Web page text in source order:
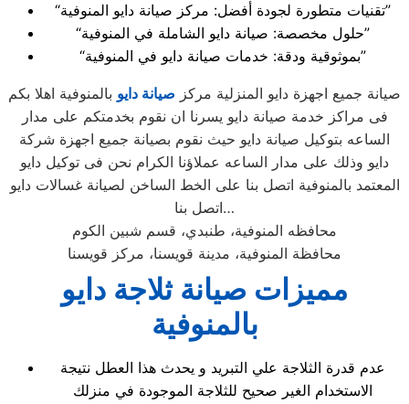
“تقنيات متطورة لجودة أفضل: مركز صيانة دايو المنوفية”
“حلول مخصصة: صيانة دايو الشاملة في المنوفية”
“بموثوقية ودقة: خدمات صيانة دايو في المنوفية”
صيانة جميع اجهزة دايو المنزلية مركز صيانة دايو بالمنوفية اهلا بكم
فى مراكز خدمة صيانة دايو يسرنا ان نقوم بخدمتكم على مدار
الساعه بتوكيل صيانة دايو حيث نقوم بصيانة جميع اجهزة شركة
دايو وذلك على مدار الساعه عملاؤنا الكرام نحن فى توكيل دايو
المعتمد بالمنوفية اتصل بنا على الخط الساخن لصيانة غسالات دايو
اتصل بنا…
محافظه المنوفية، طنبدي، قسم شبين الكوم
محافظة المنوفية، مدينة قويسنا، مركز قويسنا
مميزات صيانة ثلاجة دايو
بالمنوفية
عدم قدرة الثلاجة علي التبريد و يحدث هذا العطل نتيجة
الاستخدام الغير صحيح للثلاجة الموجودة في منزلك